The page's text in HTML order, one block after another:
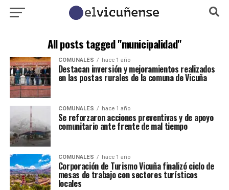
All posts tagged "municipalidad"
COMUNALES hace 1 año
Destacan inversión y mejoramientos realizados
en las postas rurales de la comuna de Vicuña
COMUNALES hace 1 año
Se reforzaron acciones preventivas y de apoyo
comunitario ante frente de mal tiempo
COMUNALES hace 1 año
Corporación de Turismo Vicuña finalizó ciclo de
mesas de trabajo con sectores turísticos
locales